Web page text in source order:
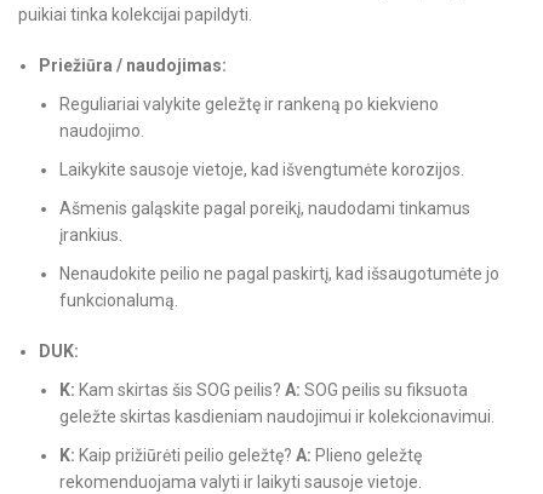
puikiai tinka kolekcijai papildyti.
Priežiūra / naudojimas:
Reguliariai valykite geležtę ir rankeną po kiekvieno
naudojimo.
Laikykite sausoje vietoje, kad išvengtumėte korozijos.
Ašmenis galąskite pagal poreikį, naudodami tinkamus
įrankius.
Nenaudokite peilio ne pagal paskirtį, kad išsaugotumėte jo
funkcionalumą.
DUK:
K: Kam skirtas šis SOG peilis? A: SOG peilis su fiksuota
geležte skirtas kasdieniam naudojimui ir kolekcionavimui.
K: Kaip prižiūrėti peilio geležtę? A: Plieno geležtę
rekomenduojama valyti ir laikyti sausoje vietoje.